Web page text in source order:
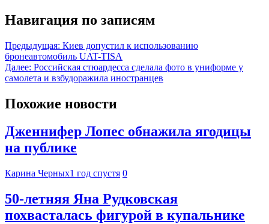
Навигация по записям
Предыдущая: Киев допустил к использованию
бронеавтомобиль UAT-TISA
Далее: Российская стюардесса сделала фото в униформе у
самолета и взбудоражила иностранцев
Похожие новости
Дженнифер Лопес обнажила ягодицы
на публике
Карина Черных1 год спустя 0
50-летняя Яна Рудковская
похвасталась фигурой в купальнике